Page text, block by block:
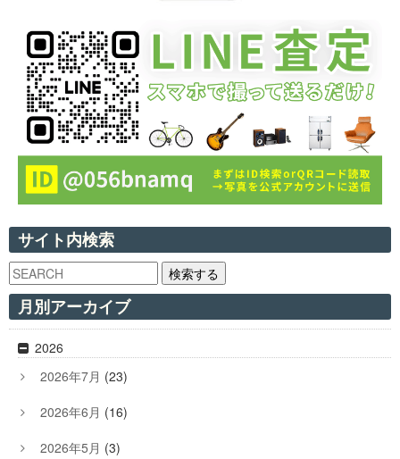
サイト内検索
検索する
月別アーカイブ
2026
2026年7月 (23)
2026年6月 (16)
2026年5月 (3)